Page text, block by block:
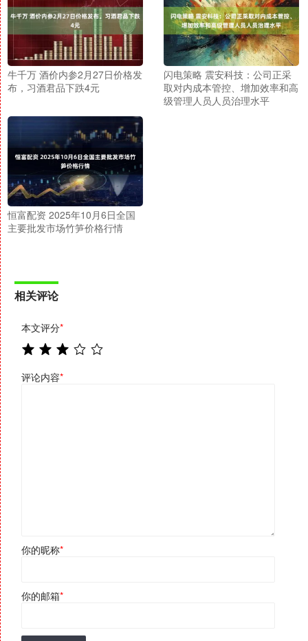
牛千万 酒价内参2月27日价格发
布，习酒君品下跌4元
闪电策略 震安科技：公司正采
取对内成本管控、增加效率和高
级管理人员人员治理水平
恒富配资 2025年10月6日全国
主要批发市场竹笋价格行情
相关评论
本文评分*
评论内容*
你的昵称*
你的邮箱*